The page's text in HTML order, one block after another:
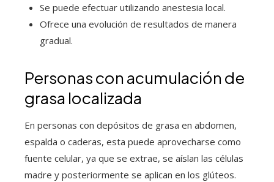
Se puede efectuar utilizando anestesia local.
Ofrece una evolución de resultados de manera
gradual.
Personas con acumulación de
grasa localizada
En personas con depósitos de grasa en abdomen,
espalda o caderas, esta puede aprovecharse como
fuente celular, ya que se extrae, se aíslan las células
madre y posteriormente se aplican en los glúteos.